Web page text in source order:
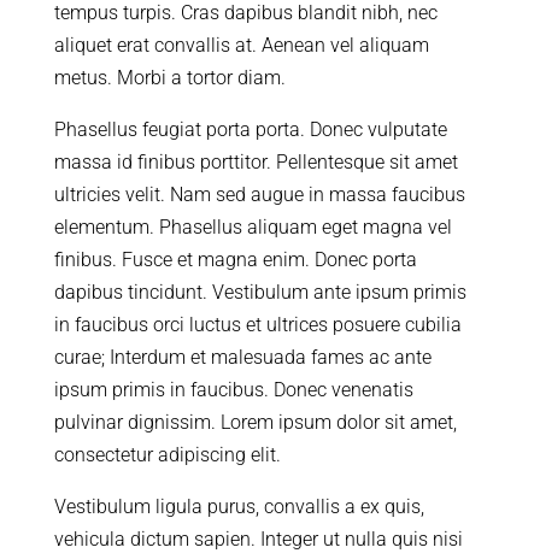
tempus turpis. Cras dapibus blandit nibh, nec
aliquet erat convallis at. Aenean vel aliquam
metus. Morbi a tortor diam.
Phasellus feugiat porta porta. Donec vulputate
massa id finibus porttitor. Pellentesque sit amet
ultricies velit. Nam sed augue in massa faucibus
elementum. Phasellus aliquam eget magna vel
finibus. Fusce et magna enim. Donec porta
dapibus tincidunt. Vestibulum ante ipsum primis
in faucibus orci luctus et ultrices posuere cubilia
curae; Interdum et malesuada fames ac ante
ipsum primis in faucibus. Donec venenatis
pulvinar dignissim. Lorem ipsum dolor sit amet,
consectetur adipiscing elit.
Vestibulum ligula purus, convallis a ex quis,
vehicula dictum sapien. Integer ut nulla quis nisi